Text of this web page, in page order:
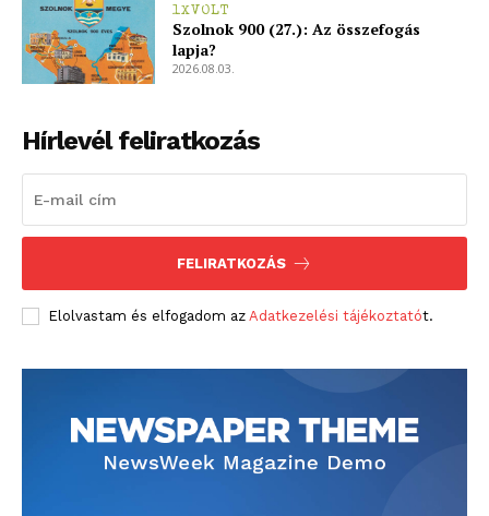
blogSZOLNOK
1XVOLT
Szolnok 900 (27.): Az összefogás
lapja?
2026.08.03.
Hírlevél feliratkozás
FELIRATKOZÁS
Elolvastam és elfogadom az Adatkezelési tájékoztatót.